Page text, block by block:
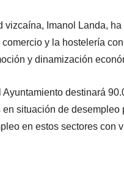
vizcaína, Imanol Landa,
y la hostelería
y dinamización
destinará
situación de
en estos sectores con